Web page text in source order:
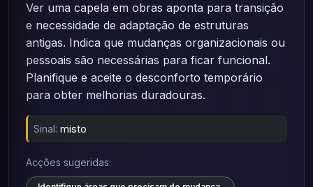
Ver uma capela em obras aponta para transição
e necessidade de adaptação de estruturas
antigas. Indica que mudanças organizacionais ou
pessoais são necessárias para ficar funcional.
Planifique e aceite o desconforto temporário
para obter melhorias duradouras.
Sinal: misto
Acções sugeridas: